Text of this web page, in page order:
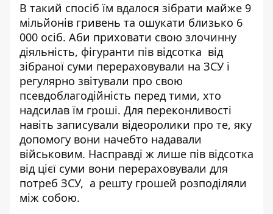
В такий спосіб їм вдалося зібрати майже 9
мільйонів гривень та ошукати близько 6
000 осіб. Аби приховати свою злочинну
діяльність, фігуранти пів відсотка від
зібраної суми перераховували на ЗСУ і
регулярно звітували про свою
псевдоблагодійність перед тими, хто
надсилав їм гроші. Для переконливості
навіть записували відеоролики про те, яку
допомогу вони начебто надавали
військовим. Насправді ж лише пів відсотка
від цієї суми вони перераховували для
потреб ЗСУ, а решту грошей розподіляли
між собою.